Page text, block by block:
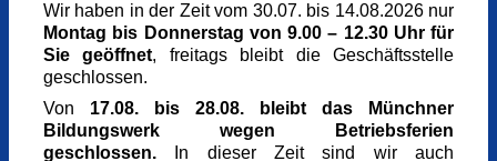
13 €
Referent_in
Berti Buxbaum
Dozentin
Referent_in
Judith Seipel
Anmeldung bis
Wir haben in der Zeit vom 30.07. bis 14.08.2026 nur
Montag bis Donnerstag von 9.00 – 12.30 Uhr für
Sie geöffnet, freitags bleibt die Geschäftsstelle
geschlossen.
Von 17.08. bis 28.08. bleibt das Münchner
Bildungswerk wegen Betriebsferien
geschlossen. In dieser Zeit sind wir auch